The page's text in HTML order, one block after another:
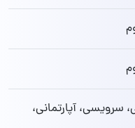
سرویسی، آپارتمانی،